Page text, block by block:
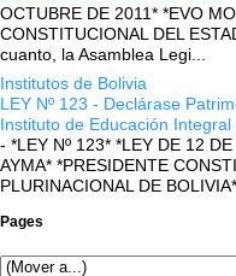
OCTUBRE DE 2011* *EVO
CONSTITUCIONAL DEL
cuanto, la Asamblea Legi...
Institutos de Bolivia
LEY Nº 123 - Declárase
Instituto de Educación
- *LEY Nº 123* *LEY DE 12
AYMA* *PRESIDENTE
PLURINACIONAL DE
Pages